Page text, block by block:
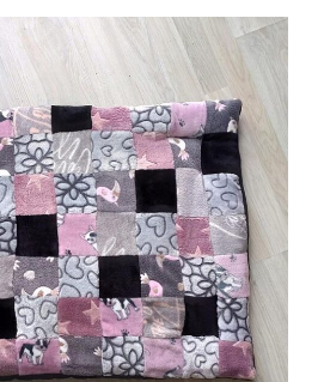
tot
€ 42,50